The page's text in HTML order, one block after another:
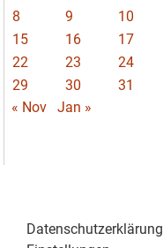
8
9 10
15
16 17
22
23 24
29
30
31
« Nov
Jan »
Datenschutzerklärung